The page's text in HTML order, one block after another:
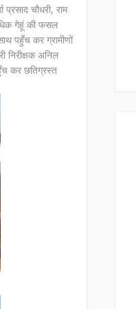
प्रसाद चौधरी, राम
गेहूं की फसल
पहुँच कर ग्रामीणों
अनिल
कर छतिग्रस्त